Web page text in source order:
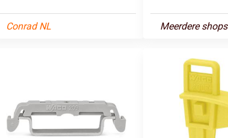
Conrad NL Meerdere shops